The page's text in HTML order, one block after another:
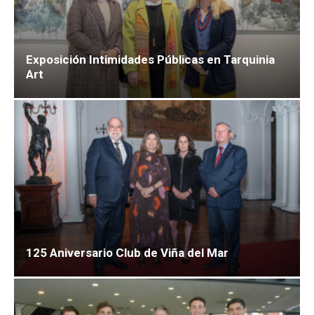
Exposición Intimidades Públicas en Tarquinia
Art
125 Aniversario Club de Viña del Mar